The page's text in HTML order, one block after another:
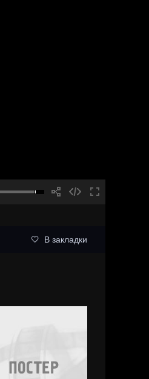
В закладки